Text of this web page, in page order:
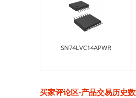
SN74LVC14APWR
买家评论区-产品交易历史